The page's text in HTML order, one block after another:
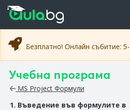
Прескочи към основното съдържание
Прескочи към навигацията
Безплатно! Онлайн събитие:
Учебна програма
MS Project Формули
1. Въведение във формулите в